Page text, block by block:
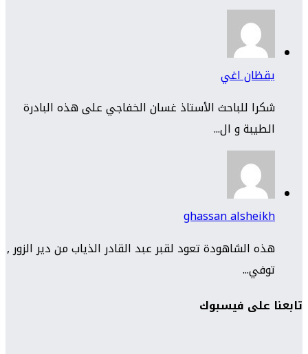
يقظان اغي
شكرا للباحث الأستاذ غسان الخفاجي على هذه البادرة
الطيبة و ال...
ghassan alsheikh
هذه الشاهودة تعود لقبر عبد القادر الذياب من دير الزور ,
توفي...
تابعنا على فيسبوك